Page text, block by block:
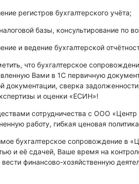
регистров бухгалтерского учёта;
базы, консультирование по
и ведение бухгалтерской
что бухгалтерское
Вами в 1С первичную
документации, сверка
и оценки «ЕСИН»!
сотрудничества с ООО «Центр
работу, гибкая ценовая
бухгалтерское сопровождение в
и её сдачей, Ваше время на
вести финансово-хозяйственную